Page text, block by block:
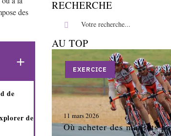
des
de
de
RECHERCHE
AU TOP
EXERCICE
11 mars 2026
Où acheter des maillots